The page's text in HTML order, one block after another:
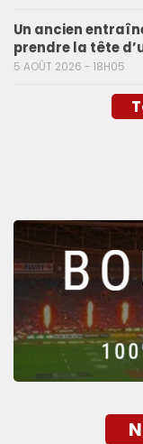
Un ancien
prendre la tête
5 AOÛT 2026 - 18H05